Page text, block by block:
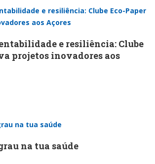
e resiliência: Clube
projetos inovadores aos
na tua saúde